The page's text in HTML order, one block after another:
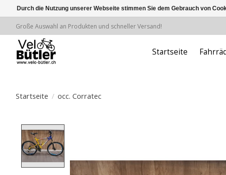
Große Auswahl an Produkten und schneller Versand!
Startseite
Startseite / occ. Corratec
Durch die Nutzung unserer Webseite stimmen Sie dem Gebrauch von